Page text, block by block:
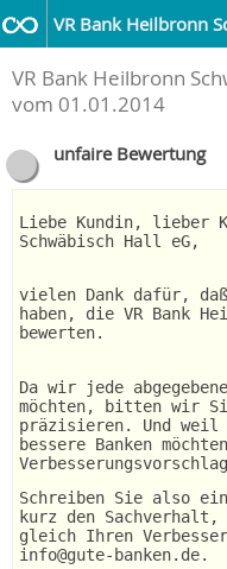
VR Bank Heilbronn
VR Bank Heilbronn
vom 01.01.2014
unfaire Bewertung
Liebe Kundin, lieber
Schwäbisch Hall eG,
vielen Dank dafür,
haben, die VR Bank
bewerten.
Da wir jede
möchten, bitten wir
präzisieren. Und
bessere Banken
Schreiben Sie also
kurz den
gleich Ihren
info@gute-banken.de.